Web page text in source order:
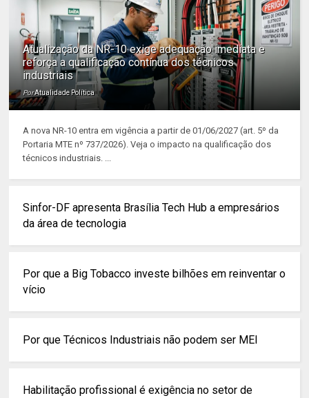
Atualização da NR-10 exige adequação imediata e
reforça a qualificação contínua dos técnicos
industriais
PorAtualidade Política
A nova NR-10 entra em vigência a partir de 01/06/2027 (art. 5º da
Portaria MTE nº 737/2026). Veja o impacto na qualificação dos
técnicos industriais. ...
Sinfor-DF apresenta Brasília Tech Hub a empresários
da área de tecnologia
Por que a Big Tobacco investe bilhões em reinventar o
vício
Por que Técnicos Industriais não podem ser MEI
Habilitação profissional é exigência no setor de